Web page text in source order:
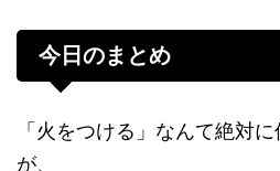
今日のまとめ
「火をつける」なんて絶対
が、